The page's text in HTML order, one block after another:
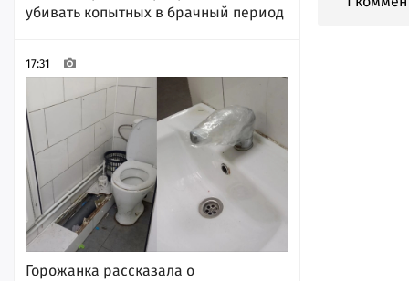
убивать копытных в брачный период
17:31
Горожанка рассказала о